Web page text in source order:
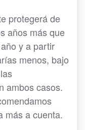
protegerá de
años más que
y a partir
menos, bajo
ambos casos.
más a cuenta.